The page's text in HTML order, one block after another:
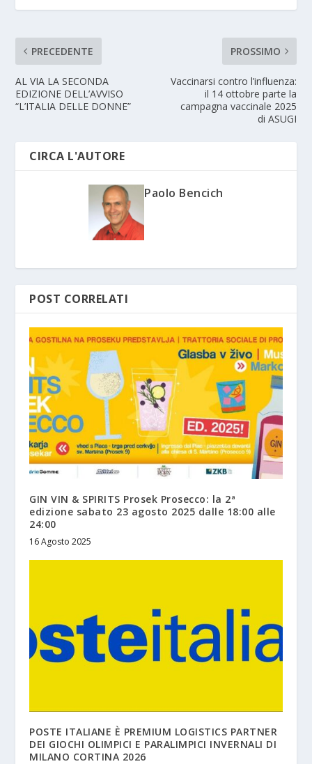
PRECEDENTE
AL VIA LA SECONDA
EDIZIONE DELL’AVVISO
“L’ITALIA DELLE DONNE”
PROSSIMO
Vaccinarsi contro l’influenza:
il 14 ottobre parte la
campagna vaccinale 2025
di ASUGI
CIRCA L'AUTORE
Paolo Bencich
POST CORRELATI
GIN VIN & SPIRITS Prosek Prosecco: la 2ª
edizione sabato 23 agosto 2025 dalle 18:00 alle
24:00
16 Agosto 2025
POSTE ITALIANE È PREMIUM LOGISTICS PARTNER
DEI GIOCHI OLIMPICI E PARALIMPICI INVERNALI DI
MILANO CORTINA 2026